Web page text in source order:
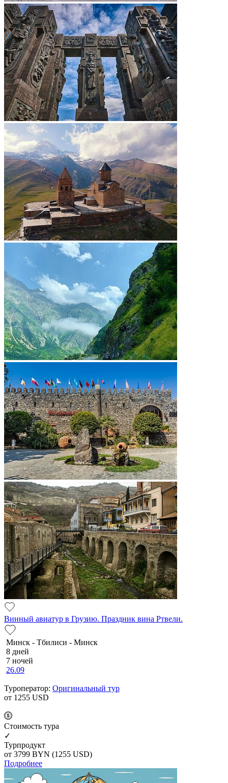
Винный авиатур в Грузию. Праздник вина Ртвели.
Минск - Тбилиси - Минск
8 дней
7 ночей
26.09
Туроператор: Оригинальный тур
от 1255 USD
Cтоимость тура
✓
Турпродукт
от 3799 BYN (1255 USD)
Подробнее